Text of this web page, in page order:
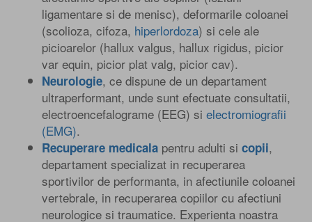
ligamentare si de menisc), deformarile coloanei
(scolioza, cifoza, hiperlordoza) si cele ale
picioarelor (hallux valgus, hallux rigidus, picior
var equin, picior plat valg, picior cav).
Neurologie, ce dispune de un departament
ultraperformant, unde sunt efectuate consultatii,
electroencefalograme (EEG) si electromiografii
(EMG).
Recuperare medicala pentru adulti si copii,
departament specializat in recuperarea
sportivilor de performanta, in afectiunile coloanei
vertebrale, in recuperarea copiilor cu afectiuni
neurologice si traumatice. Experienta noastra